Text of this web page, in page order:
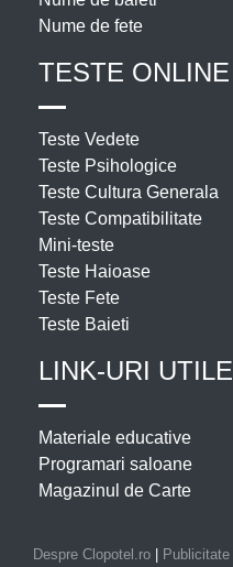
Nume de fete
TESTE ONLINE
Teste Vedete
Teste Psihologice
Teste Cultura Generala
Teste Compatibilitate
Mini-teste
Teste Haioase
Teste Fete
Teste Baieti
LINK-URI UTILE
Materiale educative
Programari saloane
Magazinul de Carte
Despre Clopotel.ro | Publicitate